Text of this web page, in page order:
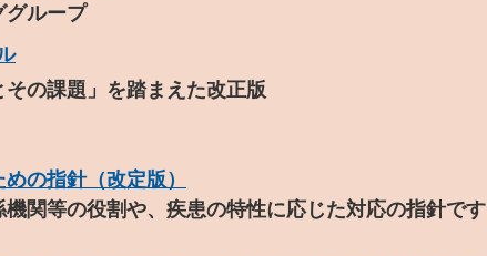
グループ
その課題」を踏まえた改正版
の指針（改定版）
関等の役割や、疾患の特性に応じた対応の指針で